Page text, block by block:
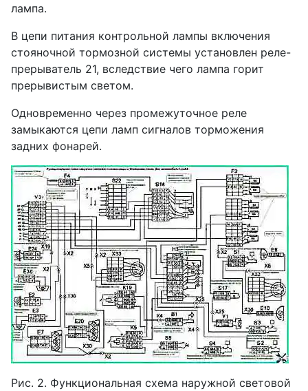
лампа.
В цепи питания контрольной лампы включения
стояночной тормозной системы установлен реле-
прерыватель 21, вследствие чего лампа горит
прерывистым светом.
Одновременно через промежуточное реле
замыкаются цепи ламп сигналов торможения
задних фонарей.
Рис. 2. Функциональная схема наружной световой